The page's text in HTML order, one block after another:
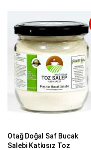
Otağ Doğal Saf Bucak
Salebi Katkısız Toz